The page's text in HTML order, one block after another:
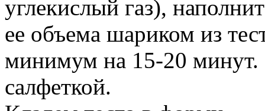
углекислый газ),
ее объема шариком из
минимум на 15-20 минут.
салфеткой.